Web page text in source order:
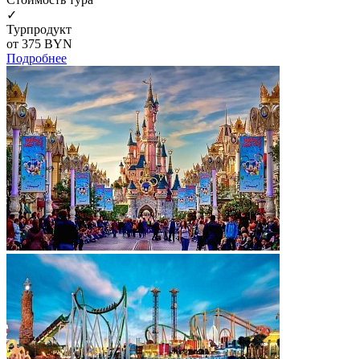
✓
Турпродукт
от 375 BYN
Подробнее